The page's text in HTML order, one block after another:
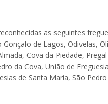
as seguintes
de Lagos, Odivelas,
Cova da Piedade,
da Cova, União de
de Santa Maria, São